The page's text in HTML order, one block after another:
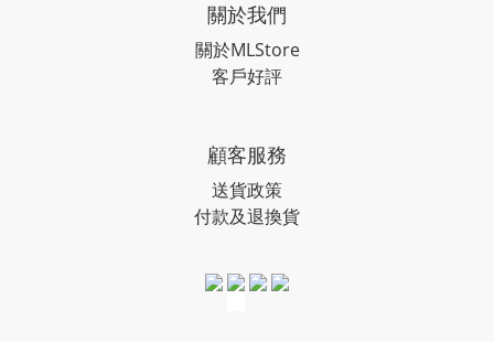
關於我們
關於MLStore
客戶好評
顧客服務
送貨政策
付款及退換貨